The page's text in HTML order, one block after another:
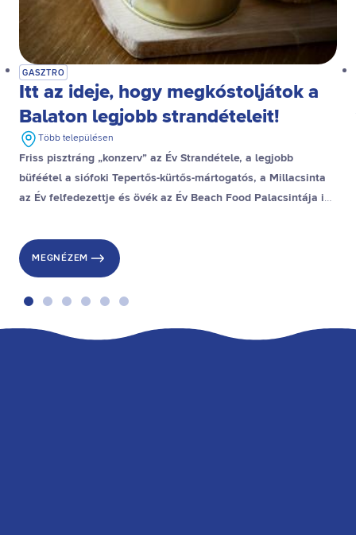
GASZTRO
Itt az ideje, hogy megkóstoljátok a
Balaton legjobb strandételeit!
Több településen
Friss pisztráng „konzerv” az Év Strandétele, a legjobb
büféétel a siófoki Tepertős-kürtős-mártogatós, a Millacsinta
az Év felfedezettje és övék az Év Beach Food Palacsintája is,
MEGNÉZEM